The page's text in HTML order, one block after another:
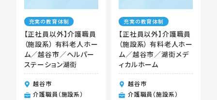
充実の教育体制
【正社員以外】介護職員
（施設系） 有料老人ホー
ム／越谷市／ヘルパー
ステーション湖街
越谷市
介護職員（施設系）
充実の教育体制
【正社員以外】介護職員
（施設系） 有料老人ホー
ム／越谷市／湖街メデ
ィカルホーム
越谷市
介護職員（施設系）